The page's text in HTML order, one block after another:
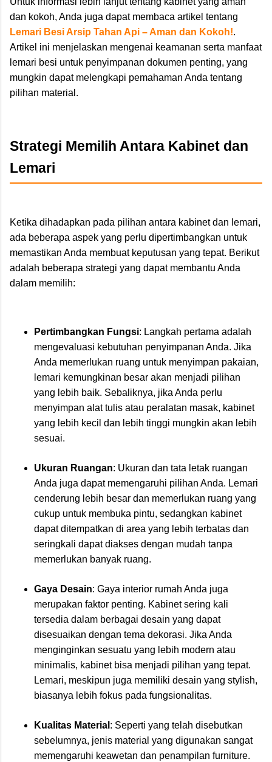
dan kokoh, Anda juga dapat membaca artikel tentang
Lemari Besi Arsip Tahan Api – Aman dan Kokoh!.
Artikel ini menjelaskan mengenai keamanan serta manfaat
lemari besi untuk penyimpanan dokumen penting, yang
mungkin dapat melengkapi pemahaman Anda tentang
pilihan material.
Strategi Memilih Antara Kabinet dan
Lemari
Ketika dihadapkan pada pilihan antara kabinet dan lemari,
ada beberapa aspek yang perlu dipertimbangkan untuk
memastikan Anda membuat keputusan yang tepat. Berikut
adalah beberapa strategi yang dapat membantu Anda
dalam memilih:
Pertimbangkan Fungsi: Langkah pertama adalah
mengevaluasi kebutuhan penyimpanan Anda. Jika
Anda memerlukan ruang untuk menyimpan pakaian,
lemari kemungkinan besar akan menjadi pilihan
yang lebih baik. Sebaliknya, jika Anda perlu
menyimpan alat tulis atau peralatan masak, kabinet
yang lebih kecil dan lebih tinggi mungkin akan lebih
sesuai.
Ukuran Ruangan: Ukuran dan tata letak ruangan
Anda juga dapat memengaruhi pilihan Anda. Lemari
cenderung lebih besar dan memerlukan ruang yang
cukup untuk membuka pintu, sedangkan kabinet
dapat ditempatkan di area yang lebih terbatas dan
seringkali dapat diakses dengan mudah tanpa
memerlukan banyak ruang.
Gaya Desain: Gaya interior rumah Anda juga
merupakan faktor penting. Kabinet sering kali
tersedia dalam berbagai desain yang dapat
disesuaikan dengan tema dekorasi. Jika Anda
menginginkan sesuatu yang lebih modern atau
minimalis, kabinet bisa menjadi pilihan yang tepat.
Lemari, meskipun juga memiliki desain yang stylish,
biasanya lebih fokus pada fungsionalitas.
Kualitas Material : Seperti yang telah disebutkan
sebelumnya, jenis material yang digunakan sangat
memengaruhi keawetan dan penampilan furniture.